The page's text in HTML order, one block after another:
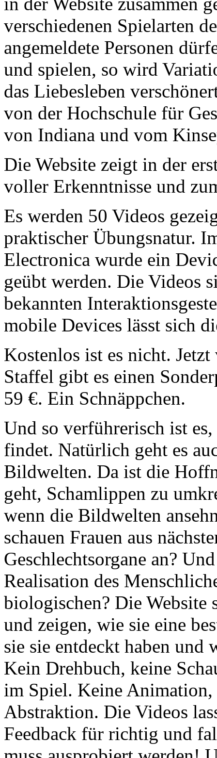
verschiedenen Spielarten
angemeldete Personen
und spielen, so wird
das Liebesleben
von der Hochschule für
von Indiana und vom
Die Website zeigt in der
voller Erkenntnisse und
Es werden 50 Videos
praktischer Übungsnatur.
Electronica wurde ein
geübt werden. Die Videos
bekannten
mobile Devices lässt sich
Kostenlos ist es nicht.
Staffel gibt es einen
59 €. Ein Schnäppchen.
Und so verführerisch ist
findet. Natürlich geht es
Bildwelten. Da ist die
geht, Schamlippen zu
wenn die Bildwelten
schauen Frauen aus
Geschlechtsorgane an?
Realisation des
biologischen? Die Website
und zeigen, wie sie eine
sie sie entdeckt haben und
Kein Drehbuch, keine
im Spiel. Keine
Abstraktion. Die Videos
Feedback für richtig und